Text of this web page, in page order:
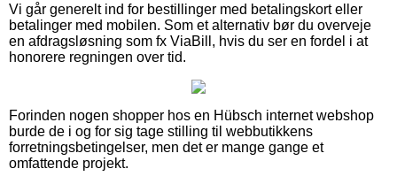
Vi går generelt ind for bestillinger med betalingskort eller
betalinger med mobilen. Som et alternativ bør du overveje
en afdragsløsning som fx ViaBill, hvis du ser en fordel i at
honorere regningen over tid.
Forinden nogen shopper hos en Hübsch internet webshop
burde de i og for sig tage stilling til webbutikkens
forretningsbetingelser, men det er mange gange et
omfattende projekt.